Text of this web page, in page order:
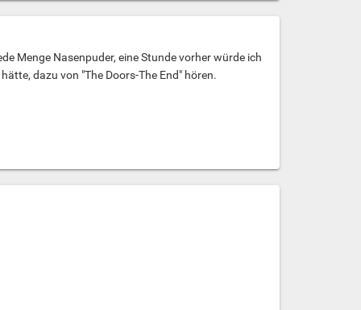
Menge Nasenpuder, eine Stunde vorher würde ich
dazu von "The Doors-The End" hören.